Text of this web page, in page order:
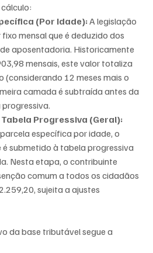
(Por Idade): A legislação
mensal que é deduzido dos
aposentadoria. Historicamente
mensais, este valor totaliza
(considerando 12 meses mais o
camada é subtraída antes da
Progressiva (Geral):
específica por idade, o
submetido à tabela progressiva
Nesta etapa, o contribuinte
comum a todos os cidadãos
sujeita a ajustes
da base tributável segue a